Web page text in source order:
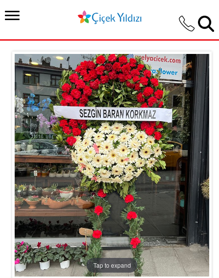
Tap to expand